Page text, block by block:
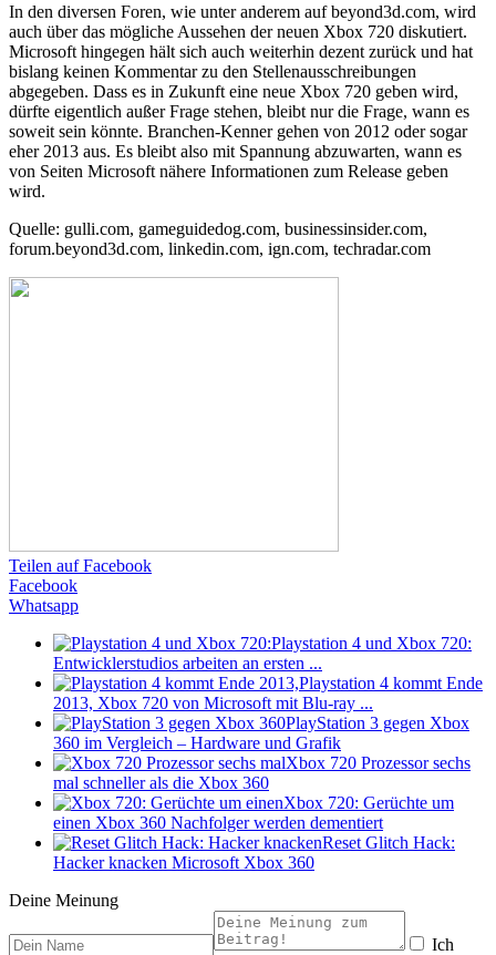
In den diversen Foren, wie unter anderem auf beyond3d.com, wird
auch über das mögliche Aussehen der neuen Xbox 720 diskutiert.
Microsoft hingegen hält sich auch weiterhin dezent zurück und hat
bislang keinen Kommentar zu den Stellenausschreibungen
abgegeben. Dass es in Zukunft eine neue Xbox 720 geben wird,
dürfte eigentlich außer Frage stehen, bleibt nur die Frage, wann es
soweit sein könnte. Branchen-Kenner gehen von 2012 oder sogar
eher 2013 aus. Es bleibt also mit Spannung abzuwarten, wann es
von Seiten Microsoft nähere Informationen zum Release geben
wird.
Quelle: gulli.com, gameguidedog.com, businessinsider.com,
forum.beyond3d.com, linkedin.com, ign.com, techradar.com
Teilen auf Facebook
Facebook
Whatsapp
Playstation 4 und Xbox 720:
Entwicklerstudios arbeiten an ersten ...
Playstation 4 kommt Ende
2013, Xbox 720 von Microsoft mit Blu-ray ...
PlayStation 3 gegen Xbox
360 im Vergleich – Hardware und Grafik
Xbox 720 Prozessor sechs
mal schneller als die Xbox 360
Xbox 720: Gerüchte um
einen Xbox 360 Nachfolger werden dementiert
Reset Glitch Hack:
Hacker knacken Microsoft Xbox 360
Deine Meinung
Ich